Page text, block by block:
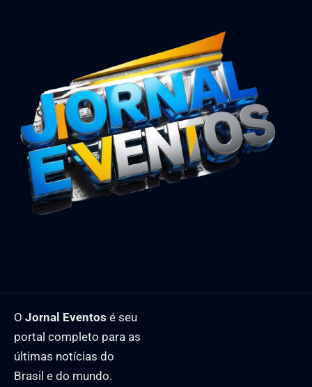
O Jornal Eventos é seu
portal completo para as
últimas notícias do
Brasil e do mundo.